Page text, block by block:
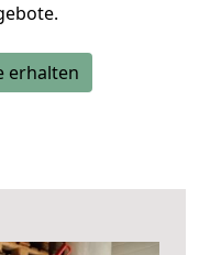
erhalten